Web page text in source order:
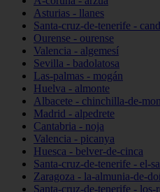
Asturias - llanes
Santa-cruz-de-tenerife -
Ourense - ourense
Valencia - algemesí
Sevilla - badolatosa
Las-palmas - mogán
Huelva - almonte
Albacete - chinchilla-de-
Madrid - alpedrete
Cantabria - noja
Valencia - picanya
Huesca - belver-de-cinca
Santa-cruz-de-tenerife - el-
Zaragoza - la-almunia-de-
Santa-cruz-de-tenerife - los-